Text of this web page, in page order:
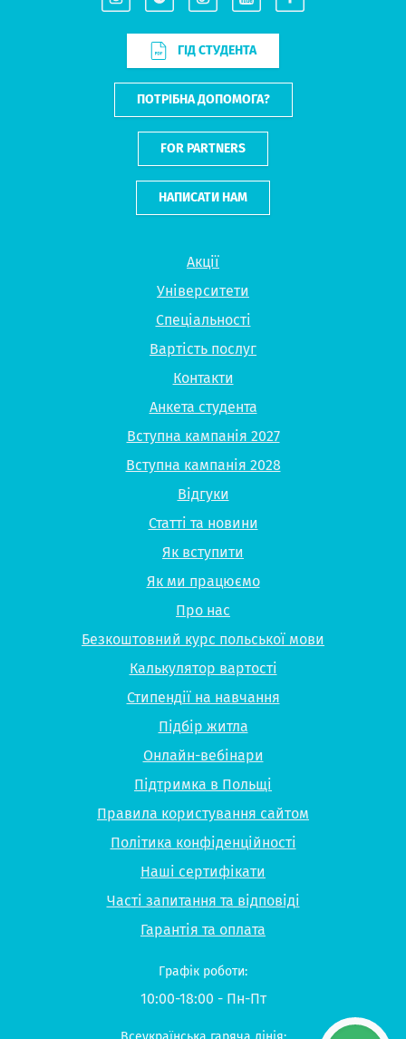
Акції
Університети
Спеціальності
Вартість послуг
Контакти
Анкета студента
Вступна кампанія 2027
Вступна кампанія 2028
Відгуки
Статті та новини
Як вступити
Як ми працюємо
Про нас
Безкоштовний курс польської мови
Калькулятор вартості
Стипендії на навчання
Підбір житла
Онлайн-вебінари
Підтримка в Польщі
Правила користування сайтом
Політика конфіденційності
Наші сертифікати
Часті запитання та відповіді
Гарантія та оплата
ГІД СТУДЕНТА
ПОТРІБНА ДОПОМОГА?
FOR PARTNERS
НАПИСАТИ НАМ
Графік роботи:
10:00-18:00 - Пн-Пт